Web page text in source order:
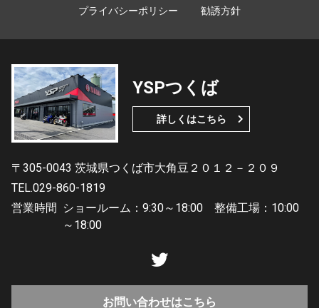
プライバシーポリシー 勧誘方針
YSPつくば
詳しくはこちら
〒305-0043 茨城県つくば市大角豆２０１２－２０９
TEL.029-860-1819
営業時間 ショールーム：9:30～18:00 整備工場：10:00
～18:00
お問い合わせはこちら